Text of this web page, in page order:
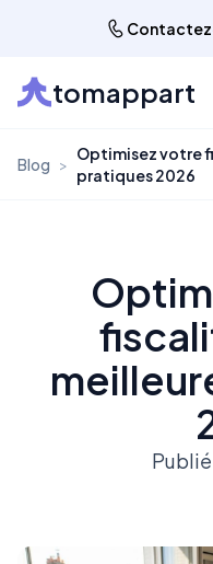
tomappart
Blog >
Optimisez votre
pratiques 2026